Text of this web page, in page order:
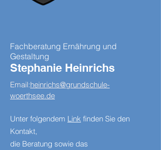
Fachberatung Ernährung und
Gestaltung
Stephanie Heinrichs
Email:heinrichs@grundschule-
woerthsee.de
Unter folgendem Link finden Sie den
Kontakt,
die Beratung sowie das